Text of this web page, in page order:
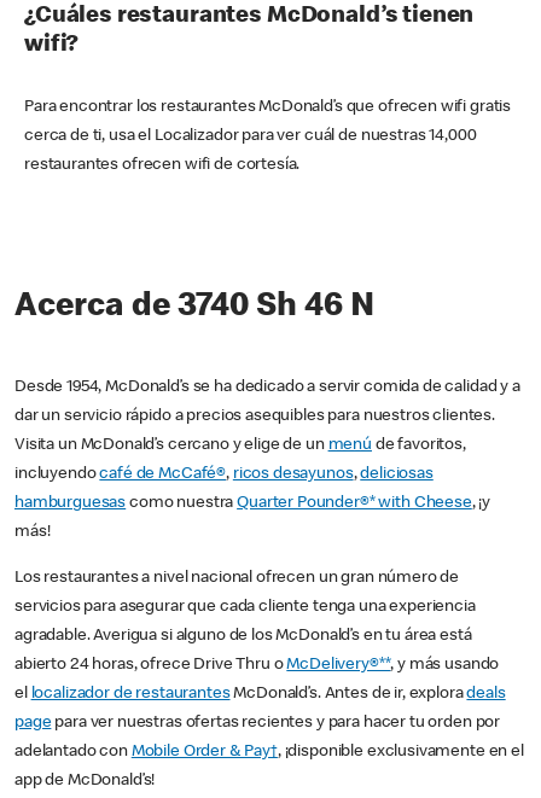
¿Cuáles restaurantes McDonald’s tienen
wifi?
Para encontrar los restaurantes McDonald’s que ofrecen wifi gratis
cerca de ti, usa el Localizador para ver cuál de nuestras 14,000
restaurantes ofrecen wifi de cortesía.
Acerca de 3740 Sh 46 N
Desde 1954, McDonald’s se ha dedicado a servir comida de calidad y a
dar un servicio rápido a precios asequibles para nuestros clientes.
Visita un McDonald’s cercano y elige de un menú de favoritos,
incluyendocafé de McCafé®, ricos desayunos,deliciosas
hamburguesas como nuestraQuarter Pounder®* with Cheese, ¡y
más!
Los restaurantes a nivel nacional ofrecen un gran número de
servicios para asegurar que cada cliente tenga una experiencia
agradable. Averigua si alguno de los McDonald’s en tu área está
abierto 24 horas, ofrece Drive Thru oMcDelivery®**, y más usando
el localizador de restaurantesMcDonald’s. Antes de ir, exploradeals
pagepara ver nuestras ofertas recientes y para hacer tu orden por
adelantado con Mobile Order & Pay†, ¡disponible exclusivamente en el
app de McDonald’s!